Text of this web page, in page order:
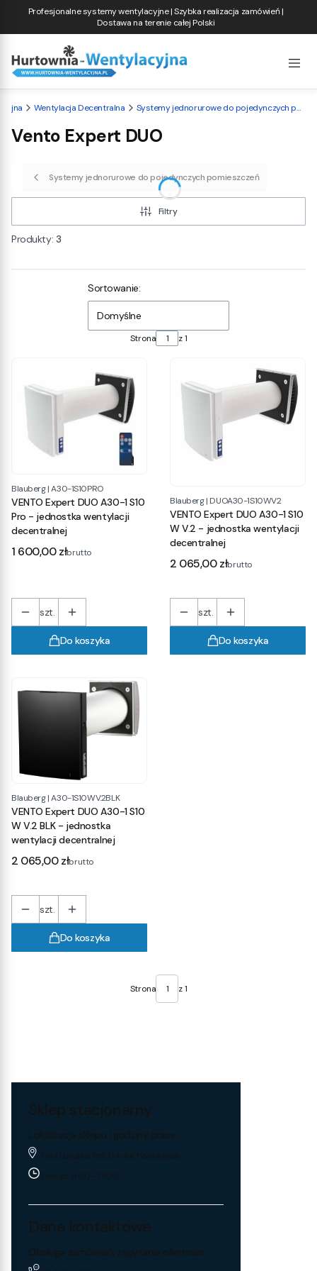
Profesjonalne systemy wentylacyjne | Szybka realizacja zamówień |
Dostawa na terenie całej Polski
Wentylacja Decentralna Systemy jednorurowe do pojedynczych pomieszczeń
Vento Expert DUO
Systemy jednorurowe do pojedynczych pomieszczeń
Filtry
Produkty: 3
Lista produktów
Sortowanie:
Domyślne
Strona z 1
Blauberg|A30-1S10PRO
VENTO Expert DUO A30-1 S10
Pro - jednostka wentylacji
decentralnej
Cena
1 600,00 złbrutto
szt.
Do koszyka
Blauberg| DUOA30-1S10WV2
VENTO Expert DUO A30-1 S10
W V.2 - jednostka wentylacji
decentralnej
Cena
2 065,00 złbrutto
szt.
Do koszyka
Blauberg|A30-1S10WV.2BLK
VENTO Expert DUO A30-1 S10
W V.2 BLK - jednostka
wentylacji decentralnej
Cena
2 065,00 złbrutto
szt.
Do koszyka
Strona z 1
Sklep stacjonarny
Lokalizacja sklepu i godziny pracy
Trakt Lubelski 195, 04-667 Warszawa
Pon-pt: 8:00 - 17:00
Dane kontaktowe
Obsługa zamówień, zapytania ofertowe